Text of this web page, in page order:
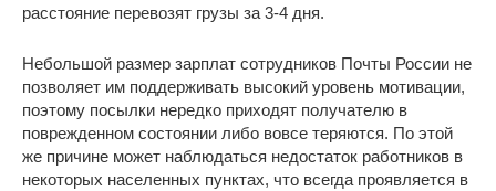
расстояние перевозят грузы за 3-4 дня.
Небольшой размер зарплат сотрудников Почты России не
позволяет им поддерживать высокий уровень мотивации,
поэтому посылки нередко приходят получателю в
поврежденном состоянии либо вовсе теряются. По этой
же причине может наблюдаться недостаток работников в
некоторых населенных пунктах, что всегда проявляется в